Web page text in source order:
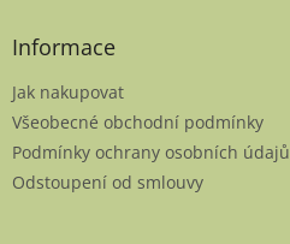
Informace
Jak nakupovat
Všeobecné obchodní podmínky
Podmínky ochrany osobních údajů
Odstoupení od smlouvy